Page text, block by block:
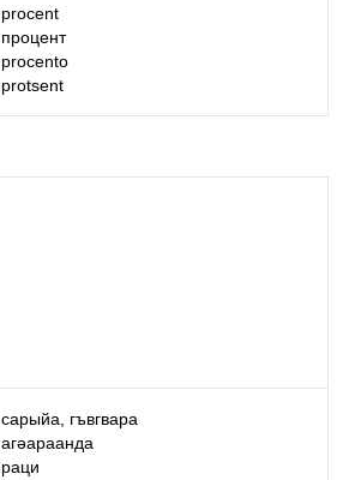
procent
процент
procento
protsent
сарыйа, гъвгвара
агәараанда
раци